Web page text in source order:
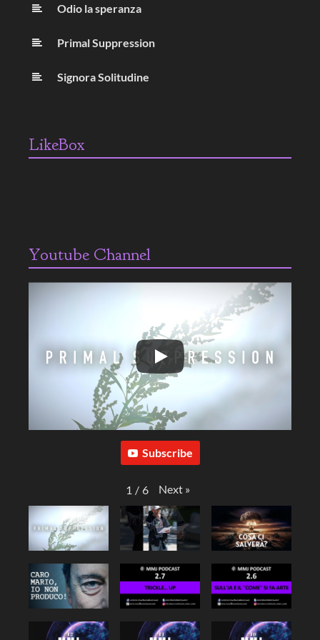
Odio la speranza
Primal Suppression
Signora Solitudine
LikeBox
Youtube Channel
Subscribe
1 / 6 Next »